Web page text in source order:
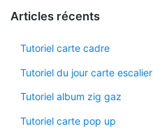
Articles récents
Tutoriel carte cadre
Tutoriel du jour carte escalier
Tutoriel album zig gaz
Tutoriel carte pop up